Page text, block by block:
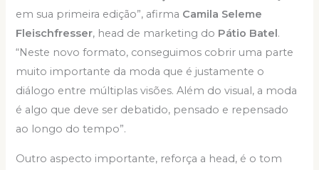
em sua primeira edição”, afirma Camila Seleme
Fleischfresser, head de marketing do Pátio Batel .
“Neste novo formato, conseguimos cobrir uma parte
muito importante da moda que é justamente o
diálogo entre múltiplas visões. Além do visual, a moda
é algo que deve ser debatido, pensado e repensado
ao longo do tempo”.
Outro aspecto importante, reforça a head, é o tom